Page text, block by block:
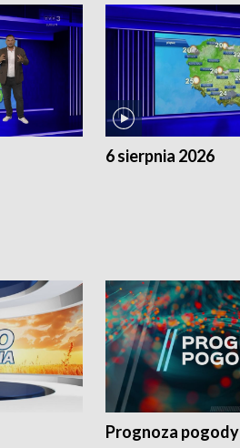
6 sierpnia 2026
Prognoza pogody